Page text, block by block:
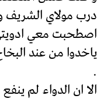
درب مولاي الشريف
اصطحبت معي
ياخدوا من عند
.
الا ان الدواء لم